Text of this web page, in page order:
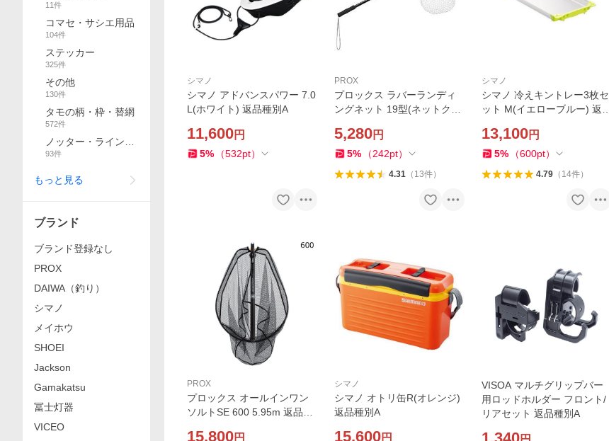
シマノ
シマノ アドバンスパワー 7.0
L(ホワイト) 返品種別A
11,600円
5% （532pt）
PROX
プロックス ラバーランディ
ングネット 19型(ネットクリ
5,280円
5% （242pt）
4.31（ 13件）
シマノ
シマノ 冷えキントレー3枚セ
ット M(イエローブルー) 返品
13,100円
5% （600pt）
4.79（ 14件）
PROX
プロックス オールインワン
ソルトSE 600 5.95m 返品種
15,800円
シマノ
シマノ オトリ缶R(オレンジ)
返品種別A
15,600円
VISOA マルチグリップバー
用ロッドホルダー フロント/
リアセット 返品種別A
11件
コマセ・サシエ用品
104件
ステッカー
325件
その他
130件
タモの柄・枠・替網
572件
ノッター・ライン用
品
93件
もっと見る
ブランド
ブランド登録なし
PROX
DAIWA（釣り）
シマノ
メイホウ
SHOEI
Jackson
Gamakatsu
冨士灯器
VICEO